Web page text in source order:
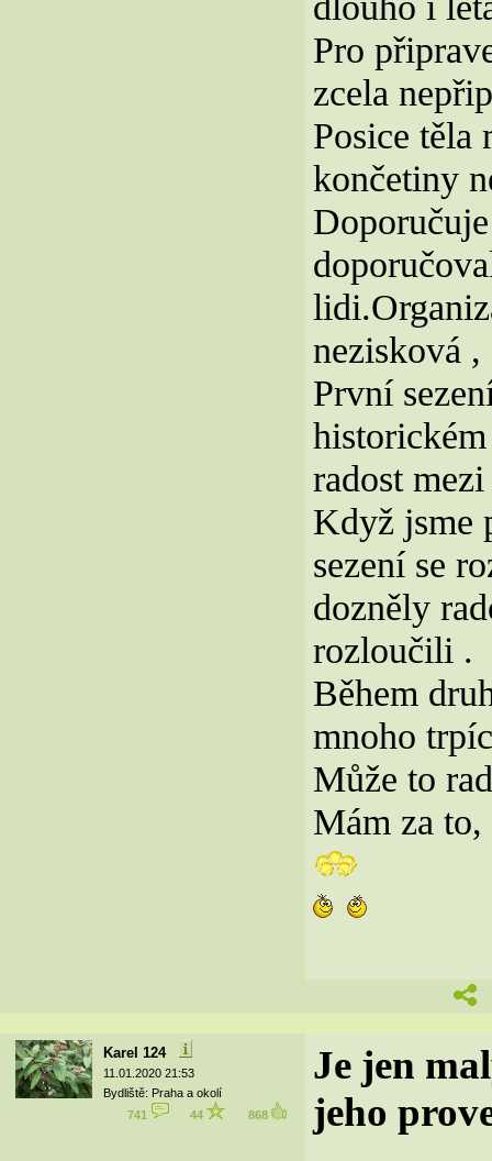
Pro
zcela
Posice těla
končetiny
nezisková
První
radost
Když jsme
sezení se
dozněly
rozloučili .
Během
mnoho
Může to
Mám za to,
Karel 124
11.01.2020 21:53
Bydliště: Praha a okolí
741
44 868
Je jen
jeho